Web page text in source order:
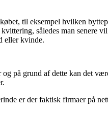
til eksempel hvilken
således man senere
eller kvinde.
og på grund af dette kan det
er der faktisk firmaer på